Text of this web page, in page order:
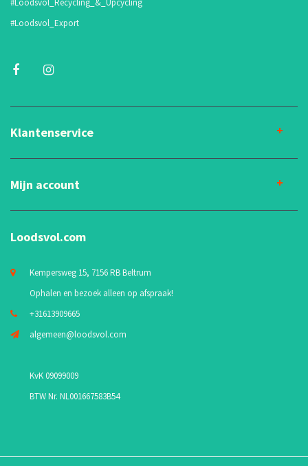
#Loodsvol_Recycling_&_Upcycling
#Loodsvol_Export
Klantenservice
Mijn account
Loodsvol.com
Kempersweg 15, 7156 RB Beltrum
Ophalen en bezoek alleen op afspraak!
+31613909665
algemeen@loodsvol.com
KvK 09099009
BTW Nr. NL001667583B54